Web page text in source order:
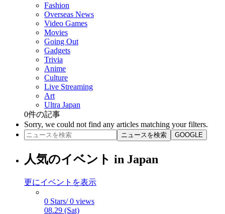
Fashion
Overseas News
Video Games
Movies
Going Out
Gadgets
Trivia
Anime
Culture
Live Streaming
Art
Ultra Japan
0件の記事
Sorry, we could not find any articles matching your filters.
ニュースを検索 GOOGLE
人気のイベント in Japan
更にイベントを表示
0 Stars/ 0 views
08.29 (Sat)